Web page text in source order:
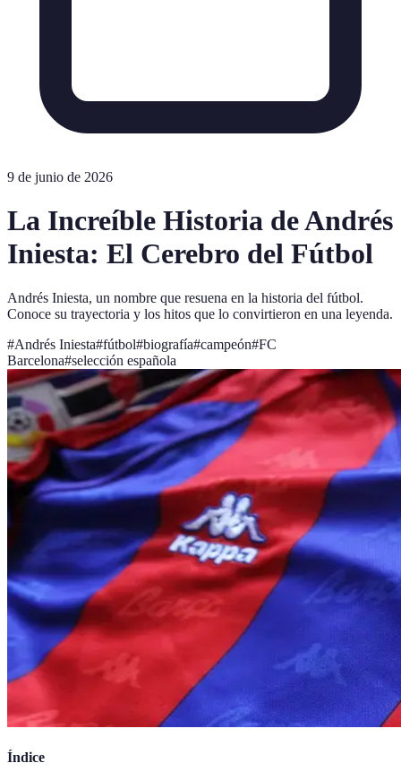
9 de junio de 2026
La Increíble Historia de Andrés
Iniesta: El Cerebro del Fútbol
Andrés Iniesta, un nombre que resuena en la historia del fútbol.
Conoce su trayectoria y los hitos que lo convirtieron en una leyenda.
#Andrés Iniesta#fútbol#biografía#campeón#FC
Barcelona#selección española
Índice